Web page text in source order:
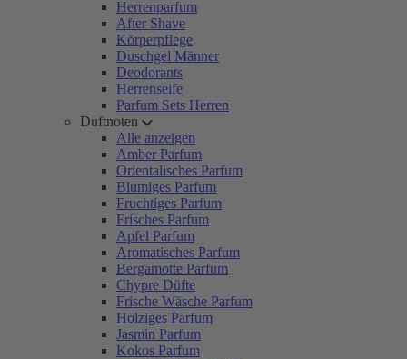
Herrenparfum
After Shave
Körperpflege
Duschgel Männer
Deodorants
Herrenseife
Parfum Sets Herren
Duftnoten
Alle anzeigen
Amber Parfum
Orientalisches Parfum
Blumiges Parfum
Fruchtiges Parfum
Frisches Parfum
Apfel Parfum
Aromatisches Parfum
Bergamotte Parfum
Chypre Düfte
Frische Wäsche Parfum
Holziges Parfum
Jasmin Parfum
Kokos Parfum